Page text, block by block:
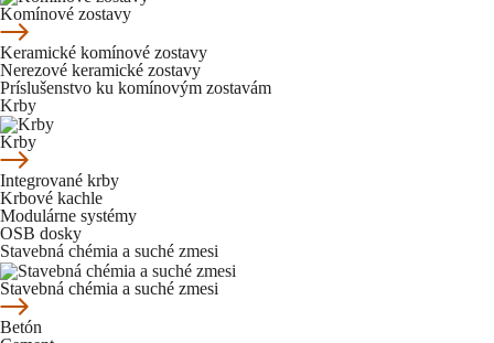
Komínové zostavy
Keramické komínové zostavy
Nerezové keramické zostavy
Príslušenstvo ku komínovým zostavám
Krby
Krby
Integrované krby
Krbové kachle
Modulárne systémy
OSB dosky
Stavebná chémia a suché zmesi
Stavebná chémia a suché zmesi
Betón